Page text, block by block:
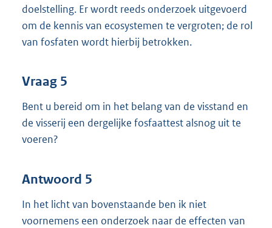
doelstelling. Er wordt reeds onderzoek uitgevoerd
om de kennis van ecosystemen te vergroten; de rol
van fosfaten wordt hierbij betrokken.
Vraag 5
Bent u bereid om in het belang van de visstand en
de visserij een dergelijke fosfaattest alsnog uit te
voeren?
Antwoord 5
In het licht van bovenstaande ben ik niet
voornemens een onderzoek naar de effecten van